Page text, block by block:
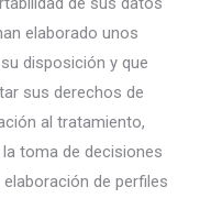
elaborado unos
disposición y que
sus derechos de
al tratamiento,
toma de decisiones
de perfiles